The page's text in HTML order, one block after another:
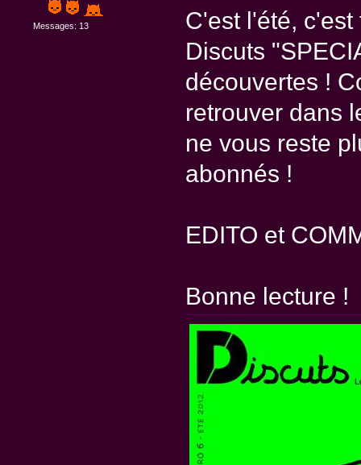
Messages: 13
C'est l'été,
Discuts
découvertes !
retrouver dans
ne vous reste
abonnés !
EDITO et
Bonne lecture !